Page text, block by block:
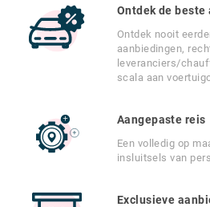
Ontdek de
Ontdek nooit
aanbiedingen,
leveranciers/
scala aan
Aangepaste reis
Een volledig op
insluitsels van
Exclusieve